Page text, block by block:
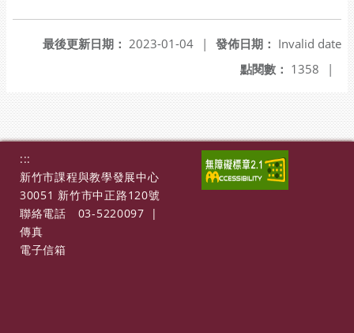
發佈日期： Invalid date
最後更新日期： 2023-01-04
|
點閱數： 1358 |
:::
新竹市課程與教學發展中心
30051 新竹市中正路120號
聯絡電話
03-5220097
|
傳真
電子信箱